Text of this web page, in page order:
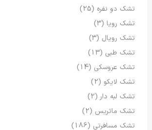
تشک دو نفره (25)
تشک رویا (3)
تشک رویال (3)
تشک طبی (13)
تشک عروسکی (14)
تشک لایکو (2)
تشک لبه دار (2)
تشک ماتریس (2)
تشک مسافرتی (186)